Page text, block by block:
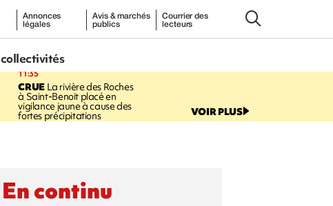
Annonces
légales
Avis & marchés
publics
Courrier des
lecteurs
collectivités
11:35
CRUELa rivière des Roches
à Saint-Benoit placé en
vigilance jaune à cause des
fortes précipitations VOIR PLUS
En continu